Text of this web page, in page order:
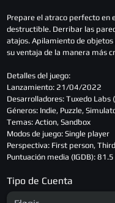
Prepare el atraco perfecto en
destructible. Derribar las
atajos. Apilamiento de
su ventaja de la manera más
Detalles del juego:
Lanzamiento: 21/04/2022
Desarrolladores: Tuxedo Labs
Géneros: Indie, Puzzle,
Temas: Action, Sandbox
Modos de juego: Single player
Perspectiva: First person,
Puntuación media (IGDB): 81.5
Tipo de Cuenta